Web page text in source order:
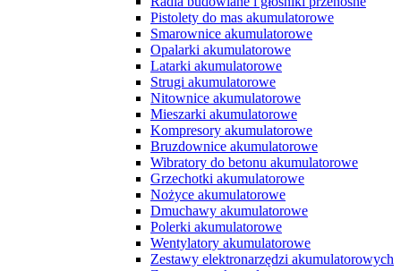
Pistolety do mas akumulatorowe
Smarownice akumulatorowe
Opalarki akumulatorowe
Latarki akumulatorowe
Strugi akumulatorowe
Nitownice akumulatorowe
Mieszarki akumulatorowe
Kompresory akumulatorowe
Bruzdownice akumulatorowe
Wibratory do betonu akumulatorowe
Grzechotki akumulatorowe
Nożyce akumulatorowe
Dmuchawy akumulatorowe
Polerki akumulatorowe
Wentylatory akumulatorowe
Zestawy elektronarzędzi akumulatorowych